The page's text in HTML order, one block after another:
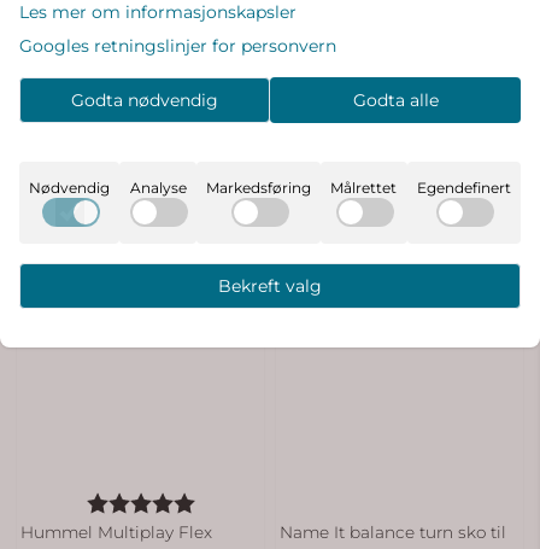
Karakter: 5.0 av 5 mulige
Hummel Multiplay Flex
Name It balance turn sko til
Les mer om informasjonskapsler
Googles retningslinjer for personvern
Godta nødvendig Godta alle
Nødvendig Analyse Markedsføring Målrettet Egendefinert
Bekreft valg